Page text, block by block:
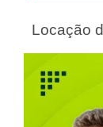
Locação